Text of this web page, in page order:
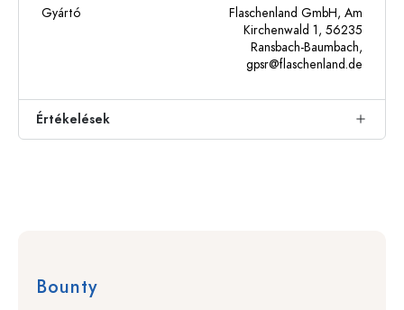
Gyártó
Flaschenland GmbH, Am
Kirchenwald 1, 56235
Ransbach-Baumbach,
gpsr@flaschenland.de
Értékelések
Bounty